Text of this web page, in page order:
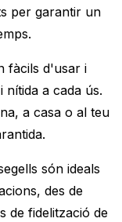
per garantir un
fàcils d'usar i
a cada ús.
a casa o al teu
són ideals
des de
de fidelització de